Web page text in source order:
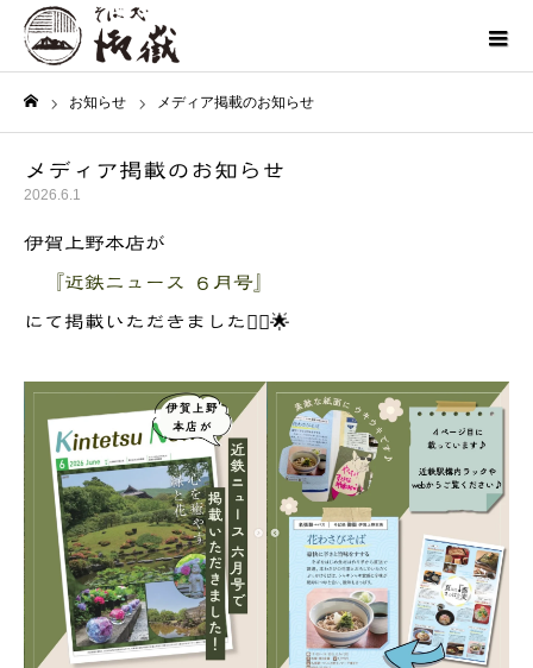
お知らせ メディア掲載のお知らせ
メディア掲載のお知らせ
2026.6.1
伊賀上野本店が
『近鉄ニュース ６月号』
にて掲載いただきました💁‍♀️🌟